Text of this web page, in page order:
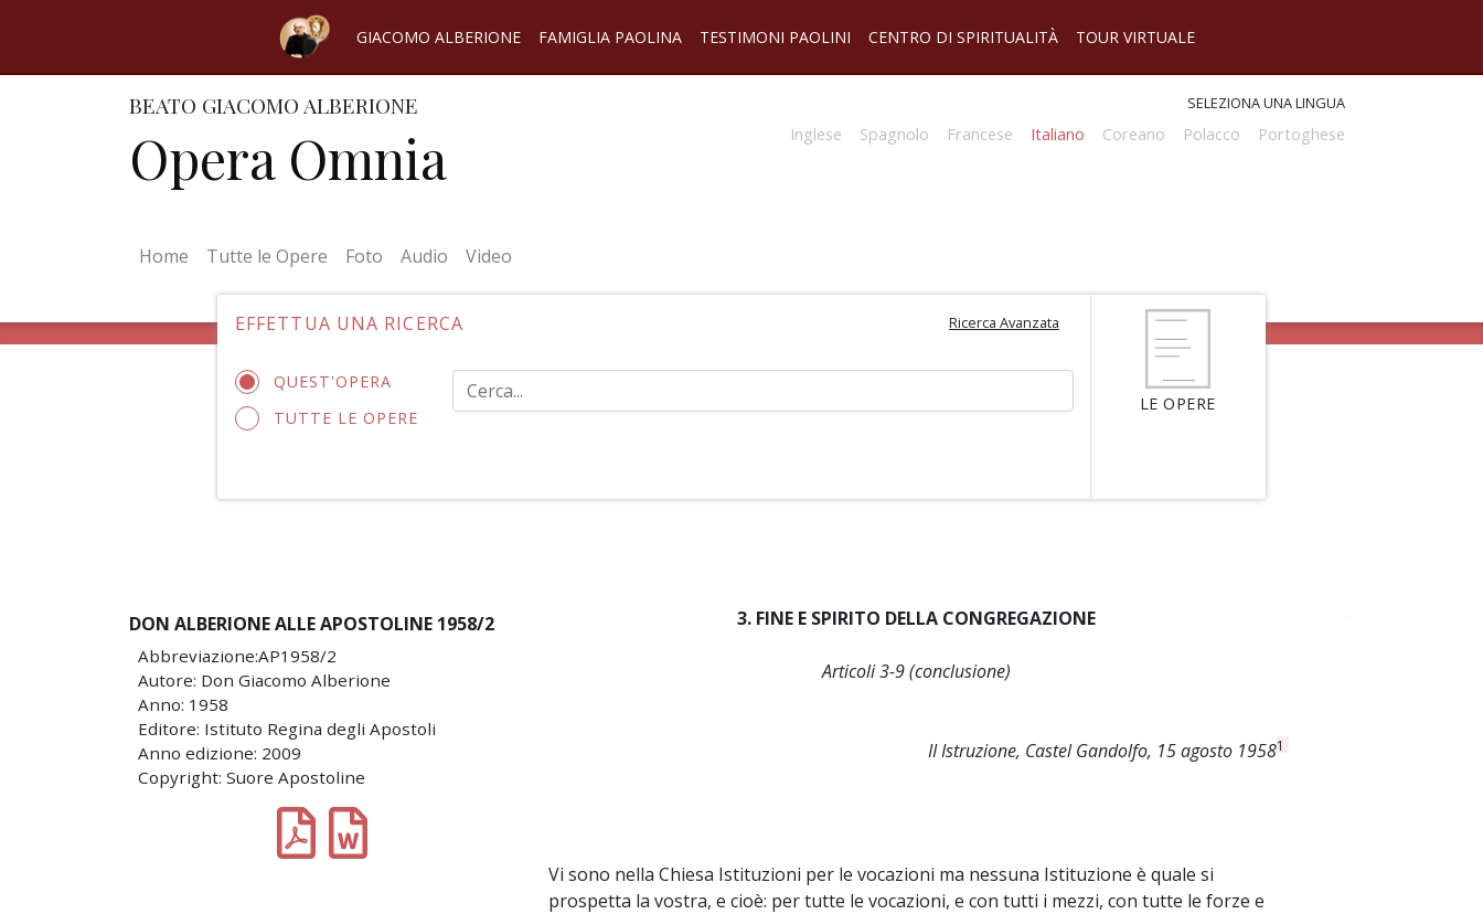
GIACOMO ALBERIONE FAMIGLIA PAOLINA TESTIMONI PAOLINI CENTRO DI SPIRITUALITÀ TOUR VIRTUALE
BEATO GIACOMO ALBERIONE
Opera Omnia
SELEZIONA UNA LINGUA
Inglese Spagnolo Francese Italiano Coreano Polacco Portoghese
Home (current)
Tutte le Opere Foto Audio Video
EFFETTUA UNA RICERCA Ricerca Avanzata
QUEST'OPERA
TUTTE LE OPERE
LE OPERE
DON ALBERIONE ALLE APOSTOLINE 1958/2
Abbreviazione:AP1958/2
Autore: Don Giacomo Alberione
Anno: 1958
Editore: Istituto Regina degli Apostoli
Anno edizione: 2009
Copyright: Suore Apostoline
3. FINE E SPIRITO DELLA CONGREGAZIONE
Articoli 3-9 (conclusione)
II Istruzione, Castel Gandolfo, 15 agosto 19581
Vi sono nella Chiesa Istituzioni per le vocazioni ma nessuna Istituzione è quale si
prospetta la vostra, e cioè: per tutte le vocazioni, e con tutti i mezzi, con tutte le forze e